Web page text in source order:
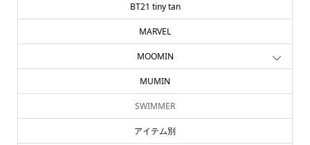
BT21 tiny tan
MARVEL
MOOMIN
MUMIN
SWIMMER
アイテム別